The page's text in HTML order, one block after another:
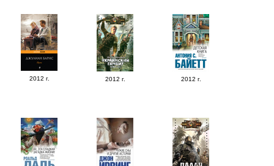
2012 г. 2012 г. 2012 г.